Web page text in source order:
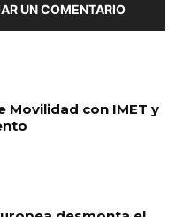
UN COMENTARIO
Movilidad con IMET y